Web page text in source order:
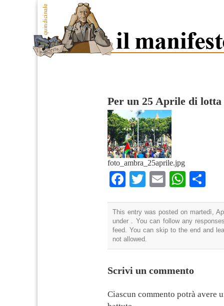
Per un 25 Aprile di lotta
foto_ambra_25aprile.jpg
Facebook
TwitterEmail
This entry was posted on martedì,
under . You can follow any
feed. You can skip to the end and
not allowed.
Scrivi un commento
Ciascun commento potrà avere